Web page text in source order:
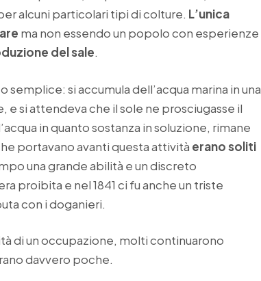
alcuni particolari tipi di colture. L’unica
ma non essendo un popolo con esperienze
del sale.
si accumula dell’acqua marina in una
si attendeva che il sole ne prosciugasse il
in quanto sostanza in soluzione, rimane
portavano avanti questa attività erano soliti
una grande abilità e un discreto
proibita e nel 1841 ci fu anche un triste
con i doganieri.
di un occupazione, molti continuarono
davvero poche.